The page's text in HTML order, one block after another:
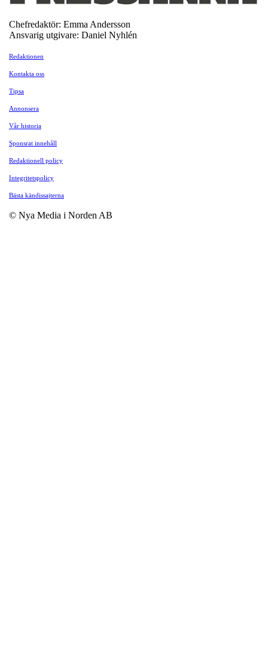
Chefredaktör: Emma Andersson
Ansvarig utgivare: Daniel Nyhlén
Redaktionen
Kontakta oss
Tipsa
Annonsera
Vår historia
Sponsrat innehåll
Redaktionell policy
Integritetspolicy
Bästa kändissajterna
© Nya Media i Norden AB